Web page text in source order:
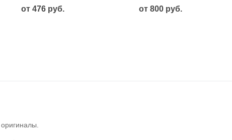
от 476 руб. от 800 руб.